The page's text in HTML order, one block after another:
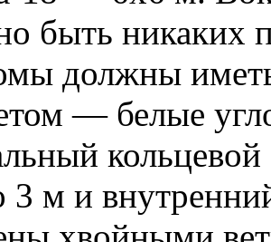
быть никаких
должны
— белые
3 м и